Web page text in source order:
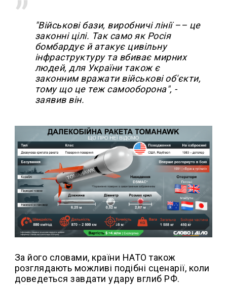
"Військові бази, виробничі лінії –– це
законні цілі. Так само як Росія
бомбардує й атакує цивільну
інфраструктуру та вбиває мирних
людей, для України також є
законним вражати військові об'єкти,
тому що це теж самооборона", -
заявив він.
За його словами, країни НАТО також
розглядають можливі подібні сценарії, коли
доведеться завдати удару вглиб РФ.